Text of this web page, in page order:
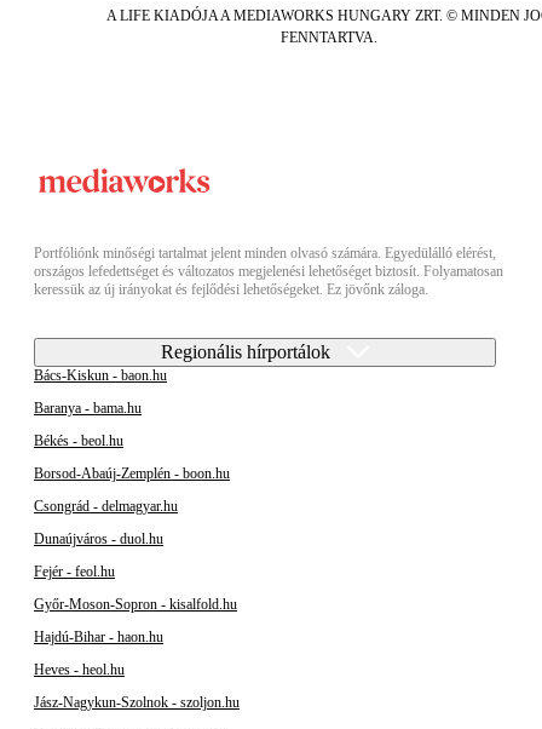
A LIFE KIADÓJA A MEDIAWORKS HUNGARY ZRT. © MINDEN
FENNTARTVA.
Portfóliónk minőségi tartalmat jelent minden olvasó számára. Egyedülálló elérést,
országos lefedettséget és változatos megjelenési lehetőséget biztosít. Folyamatosan
keressük az új irányokat és fejlődési lehetőségeket. Ez jövőnk záloga.
Regionális hírportálok
Bács-Kiskun - baon.hu
Baranya - bama.hu
Békés - beol.hu
Borsod-Abaúj-Zemplén - boon.hu
Csongrád - delmagyar.hu
Dunaújváros - duol.hu
Fejér - feol.hu
Győr-Moson-Sopron - kisalfold.hu
Hajdú-Bihar - haon.hu
Heves - heol.hu
Jász-Nagykun-Szolnok - szoljon.hu